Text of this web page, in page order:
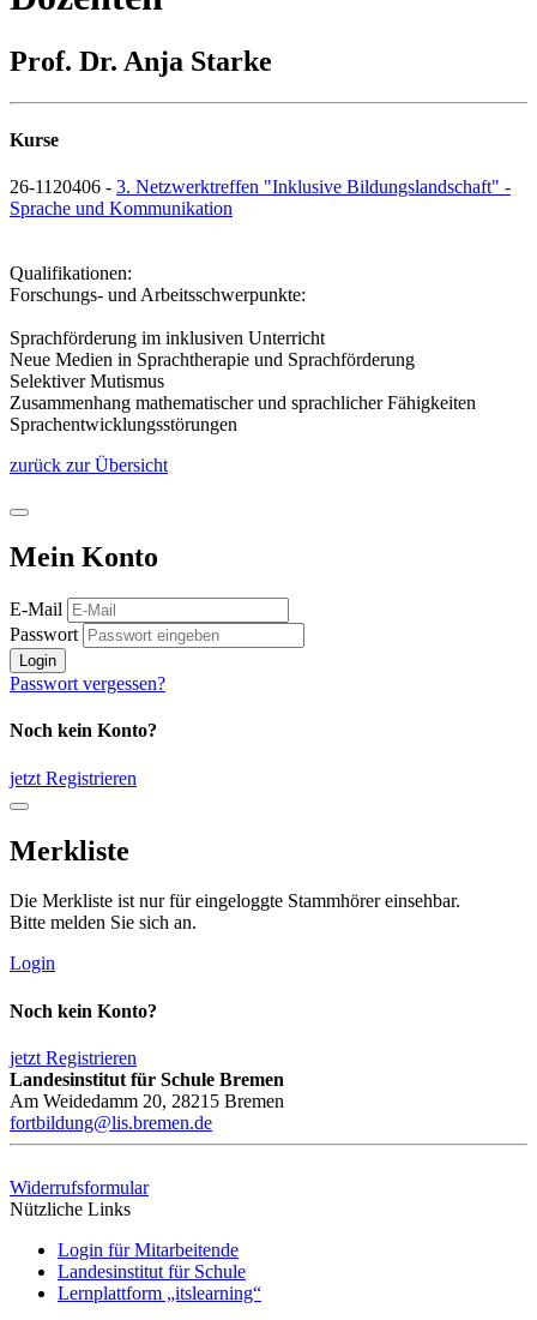
Prof. Dr. Anja Starke
Kurse
26-1120406 - 3. Netzwerktreffen "Inklusive Bildungslandschaft" -
Sprache und Kommunikation
Qualifikationen:
Forschungs- und Arbeitsschwerpunkte:
Sprachförderung im inklusiven Unterricht
Neue Medien in Sprachtherapie und Sprachförderung
Selektiver Mutismus
Zusammenhang mathematischer und sprachlicher Fähigkeiten
Sprachentwicklungsstörungen
zurück zur Übersicht
Mein Konto
E-Mail
Passwort
Login
Passwort vergessen?
Noch kein Konto?
jetzt Registrieren
Merkliste
Die Merkliste ist nur für eingeloggte Stammhörer einsehbar.
Bitte melden Sie sich an.
Login
Noch kein Konto?
jetzt Registrieren
Landesinstitut für Schule Bremen
Am Weidedamm 20, 28215 Bremen
fortbildung@lis.bremen.de
Widerrufsformular
Nützliche Links
Login für Mitarbeitende
Landesinstitut für Schule
Lernplattform „itslearning“